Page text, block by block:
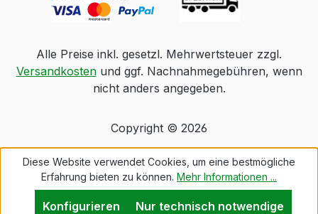
Alle Preise inkl. gesetzl. Mehrwertsteuer zzgl.
Versandkostenund ggf. Nachnahmegebühren, wenn
nicht anders angegeben.
Copyright © 2026
Diese Website verwendet Cookies, um eine bestmögliche
Erfahrung bieten zu können. Mehr Informationen ...
Nur technisch notwendige
Konfigurieren